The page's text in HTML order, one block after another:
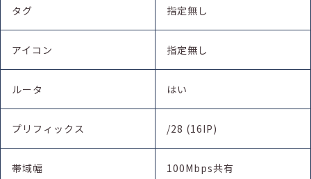
タグ 指定無し
アイコン 指定無し
ルータ はい
プリフィックス /28 (16IP)
帯域幅 100Mbps共有